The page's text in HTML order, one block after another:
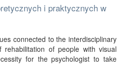
i praktycznych w
connected to the interdisciplinary
of people with visual
for the psychologist to take